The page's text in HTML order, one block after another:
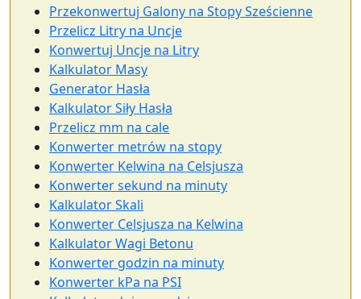
Przekonwertuj Galony na Stopy Sześcienne
Przelicz Litry na Uncje
Konwertuj Uncje na Litry
Kalkulator Masy
Generator Hasła
Kalkulator Siły Hasła
Przelicz mm na cale
Konwerter metrów na stopy
Konwerter Kelwina na Celsjusza
Konwerter sekund na minuty
Kalkulator Skali
Konwerter Celsjusza na Kelwina
Kalkulator Wagi Betonu
Konwerter godzin na minuty
Konwerter kPa na PSI